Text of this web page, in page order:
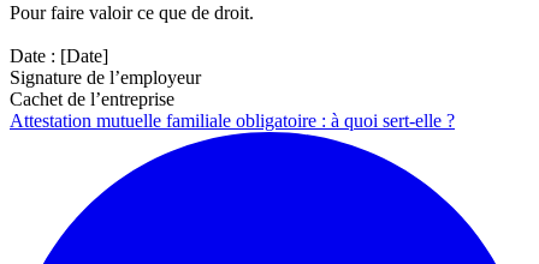
Pour faire valoir ce que de droit.
Date : [Date]
Signature de l’employeur
Cachet de l’entreprise
Attestation mutuelle familiale obligatoire : à quoi sert-elle ?